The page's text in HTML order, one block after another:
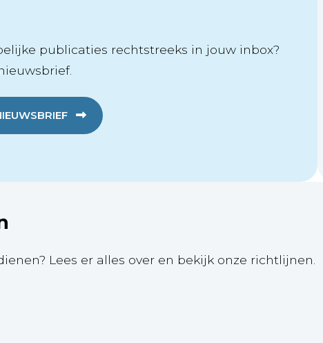
publicaties rechtstreeks in jouw inbox?
Lees er alles over en bekijk onze richtlijnen.